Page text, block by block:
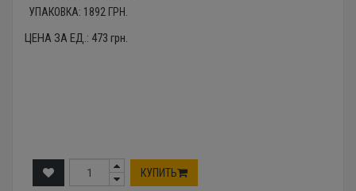
УПАКОВКА: 1892 ГРН.
ЦЕНА ЗА ЕД.: 473 грн.
КУПИТЬ